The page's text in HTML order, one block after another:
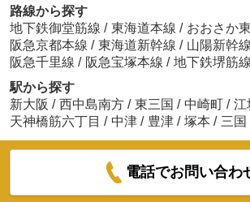
路線から探す
地下鉄御堂筋線 / 東海道本線 / おおさか
阪急京都本線 / 東海道新幹線 / 山陽新幹線
阪急千里線 / 阪急宝塚本線 / 地下鉄堺筋線
駅から探す
新大阪 / 西中島南方 / 東三国 / 中崎町 / 江
天神橋筋六丁目 / 中津 / 豊津 / 塚本 / 三国
電話でお問い合わ